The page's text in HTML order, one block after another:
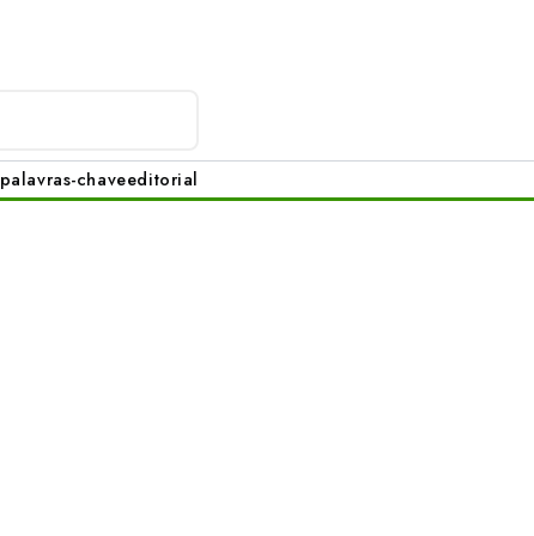
palavras-chaveeditorial